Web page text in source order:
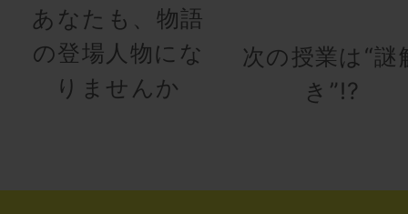
あなたも、物語
の登場人物にな
りませんか
次の授業は“謎
き”!?